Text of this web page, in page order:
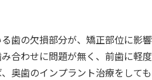
歯の欠損部分が、矯正部位に影響
合わせに問題が無く、前歯に軽度
奥歯のインプラント治療をしても